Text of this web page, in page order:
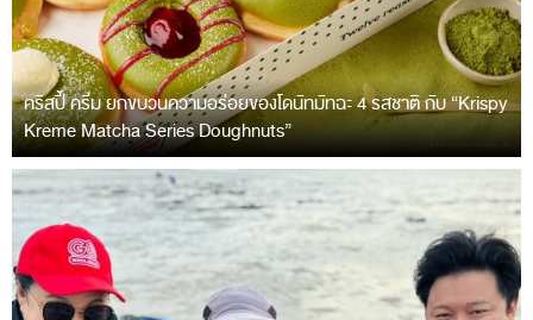
คริสปี้ ครีม ยกขบวนความอร่อยของโดนัทมัทฉะ 4 รสชาติ กับ “Krispy
Kreme Matcha Series Doughnuts”